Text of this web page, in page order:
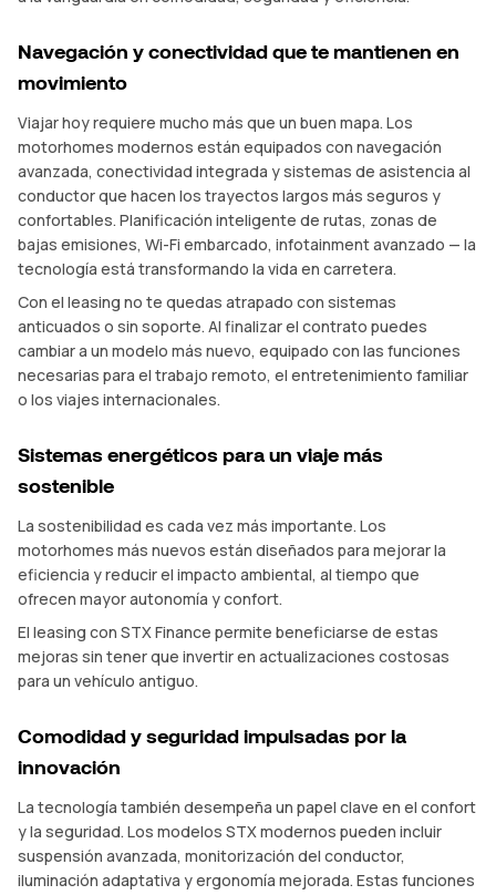
Navegación y conectividad que te mantienen en
movimiento
Viajar hoy requiere mucho más que un buen mapa. Los
motorhomes modernos están equipados con navegación
avanzada, conectividad integrada y sistemas de asistencia al
conductor que hacen los trayectos largos más seguros y
confortables. Planificación inteligente de rutas, zonas de
bajas emisiones, Wi-Fi embarcado, infotainment avanzado — la
tecnología está transformando la vida en carretera.
Con el leasing no te quedas atrapado con sistemas
anticuados o sin soporte. Al finalizar el contrato puedes
cambiar a un modelo más nuevo, equipado con las funciones
necesarias para el trabajo remoto, el entretenimiento familiar
o los viajes internacionales.
Sistemas energéticos para un viaje más
sostenible
La sostenibilidad es cada vez más importante. Los
motorhomes más nuevos están diseñados para mejorar la
eficiencia y reducir el impacto ambiental, al tiempo que
ofrecen mayor autonomía y confort.
El leasing con STX Finance permite beneficiarse de estas
mejoras sin tener que invertir en actualizaciones costosas
para un vehículo antiguo.
Comodidad y seguridad impulsadas por la
innovación
La tecnología también desempeña un papel clave en el confort
y la seguridad. Los modelos STX modernos pueden incluir
suspensión avanzada, monitorización del conductor,
iluminación adaptativa y ergonomía mejorada. Estas funciones